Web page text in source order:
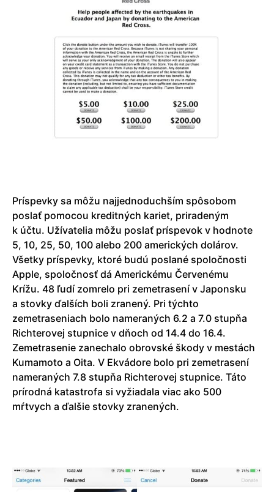
Príspevky sa môžu najjednoduchším spôsobom
poslať pomocou kreditných kariet, priradeným
k účtu. Užívatelia môžu poslať príspevok v hodnote
5, 10, 25, 50, 100 alebo 200 amerických dolárov.
Všetky príspevky, ktoré budú poslané spoločnosti
Apple, spoločnosť dá Americkému Červenému
Krížu. 48 ľudí zomrelo pri zemetrasení v Japonsku
a stovky ďalších boli zranený. Pri týchto
zemetraseniach bolo nameraných 6.2 a 7.0 stupňa
Richterovej stupnice v dňoch od 14.4 do 16.4.
Zemetrasenie zanechalo obrovské škody v mestách
Kumamoto a Oita. V Ekvádore bolo pri zemetrasení
nameraných 7.8 stupňa Richterovej stupnice. Táto
prírodná katastrofa si vyžiadala viac ako 500
mŕtvych a ďalšie stovky zranených.